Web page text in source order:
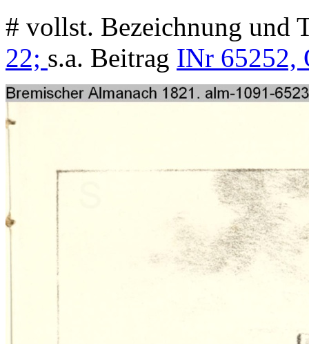
# vollst. Bezeichnung und
22; s.a. Beitrag INr 65252,